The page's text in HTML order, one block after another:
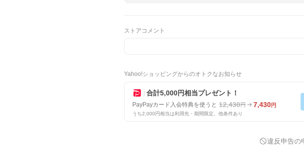
ストアコメント
Yahoo!ショッピングからのオトクなお知らせ
合計5,000円相当プレゼント！
PayPayカード入会特典を使うと 12,430円 7,430円
うち2,000円相当は利用先・期間限定。他条件あり
違反申告の